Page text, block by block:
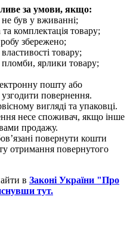
за умови, якщо:
був у вживанні;
комплектація товару;
збережено;
товару;
пломби, ярлики товару;
пошту або
повернення.
вигляді та упаковці.
несе споживач, якщо інше
продажу.
повернути кошти
отримання повернутого
в Законі України "Про
тут.